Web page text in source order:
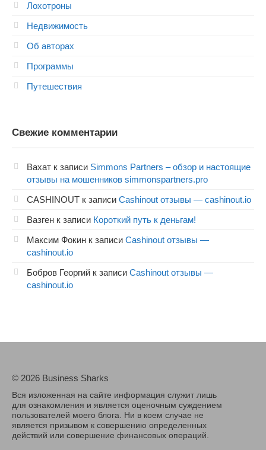
Лохотроны
Недвижимость
Об авторах
Программы
Путешествия
Свежие комментарии
Вахат к записи Simmons Partners – обзор и настоящие
отзывы на мошенников simmonspartners.pro
CASHINOUT к записи Cashinout отзывы — cashinout.io
Вазген к записи Короткий путь к деньгам!
Максим Фокин к записи Cashinout отзывы —
cashinout.io
Бобров Георгий к записи Cashinout отзывы —
cashinout.io
© 2026 Business Sharks
Вся изложенная на сайте информация служит лишь
для ознакомления и является оценочным суждением
пользователей моего блога. Ни в коем случае не
является призывом к совершению определенных
действий или совершение финансовых операций.